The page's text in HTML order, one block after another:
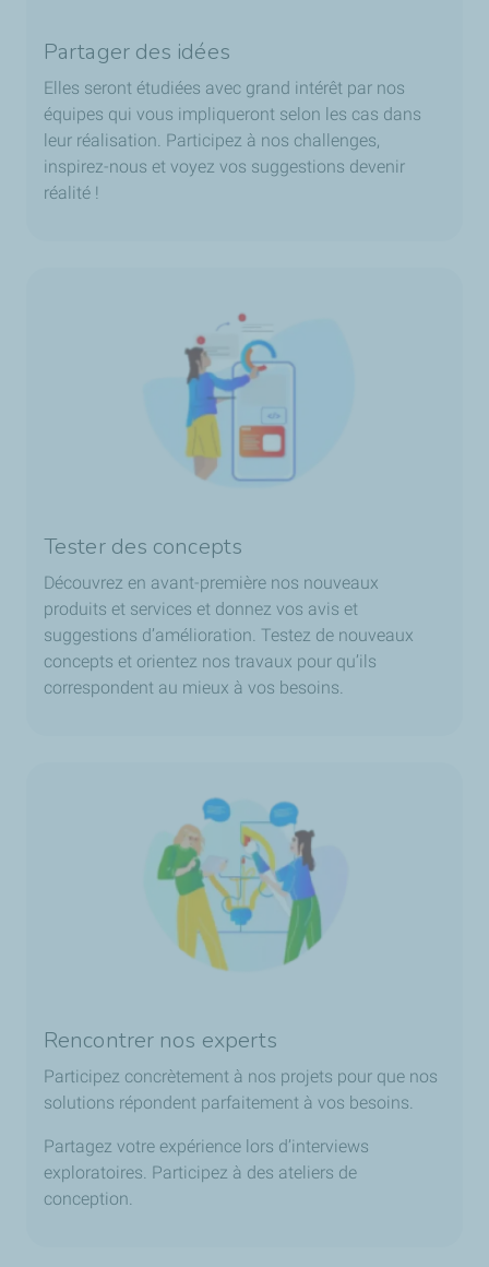
Partager des idées
Elles seront étudiées avec grand intérêt par nos
équipes qui vous impliqueront selon les cas dans
leur réalisation. Participez à nos challenges,
inspirez-nous et voyez vos suggestions devenir
réalité !
Tester des concepts
Découvrez en avant-première nos nouveaux
produits et services et donnez vos avis et
suggestions d’amélioration. Testez de nouveaux
concepts et orientez nos travaux pour qu’ils
correspondent au mieux à vos besoins.
Rencontrer nos experts
Participez concrètement à nos projets pour que nos
solutions répondent parfaitement à vos besoins.
Partagez votre expérience lors d’interviews
exploratoires. Participez à des ateliers de
conception.